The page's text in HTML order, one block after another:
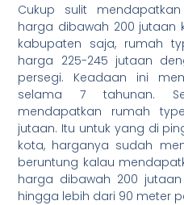
Cukup sulit
harga dibawah 200 jutaan
kabupaten saja, rumah
harga 225-245 jutaan
persegi. Keadaan ini
selama 7 tahunan.
mendapatkan rumah
jutaan. Itu untuk yang di
kota, harganya sudah
beruntung kalau
harga dibawah 200
hingga lebih dari 90 meter